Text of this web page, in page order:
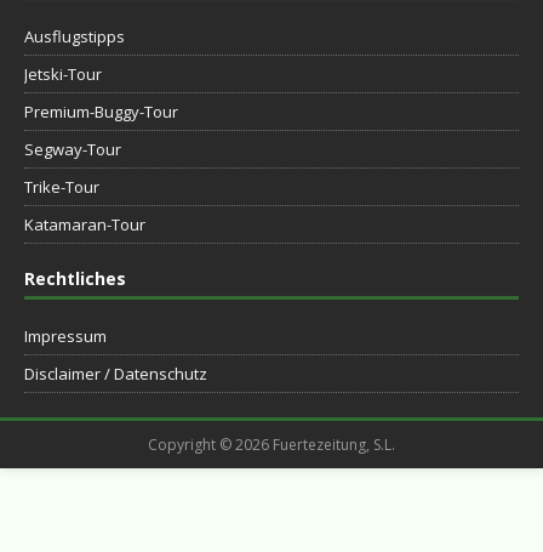
Ausflugstipps
Jetski-Tour
Premium-Buggy-Tour
Segway-Tour
Trike-Tour
Katamaran-Tour
Rechtliches
Impressum
Disclaimer / Datenschutz
Copyright © 2026 Fuertezeitung, S.L.